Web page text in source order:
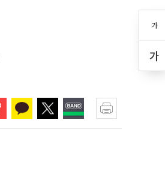
가
가